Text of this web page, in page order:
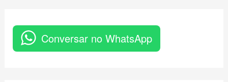
Conversar no WhatsApp